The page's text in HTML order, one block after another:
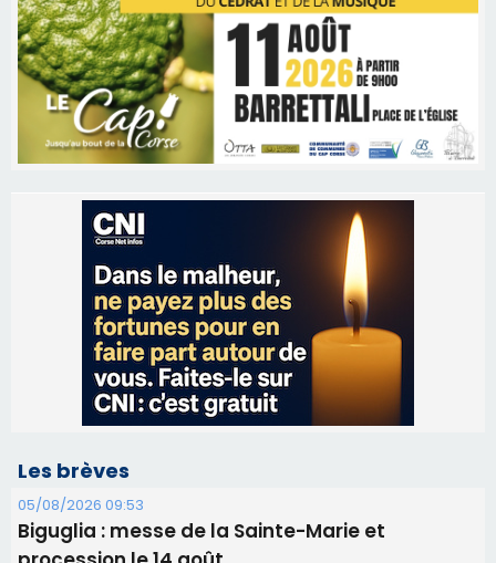
Les brèves
05/08/2026 09:53
Biguglia : messe de la Sainte-Marie et